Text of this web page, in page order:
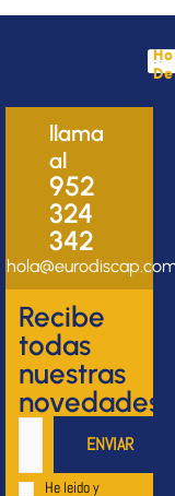
llama
al
952
324
342
Recibe
todas
nuestras
novedades
He leido y